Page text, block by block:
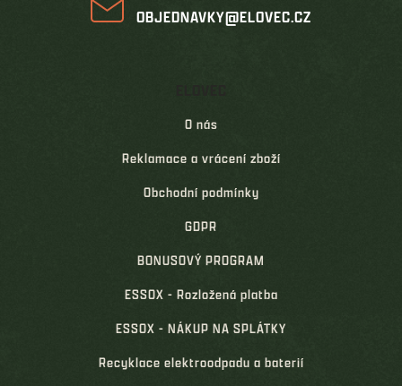
u
OBJEDNAVKY@ELOVEC.CZ
O nás
Reklamace a vrácení zboží
Obchodní podmínky
GDPR
BONUSOVÝ PROGRAM
ESSOX - Rozložená platba
ESSOX - NÁKUP NA SPLÁTKY
Recyklace elektroodpadu a baterií